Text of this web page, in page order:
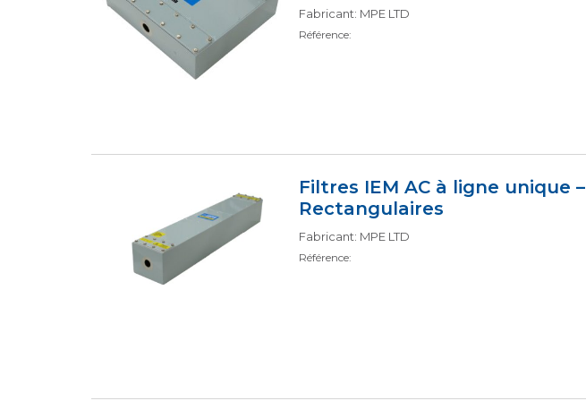
Fabricant: MPE LTD
Référence:
Filtres IEM AC à ligne unique –
Rectangulaires
Fabricant: MPE LTD
Référence: